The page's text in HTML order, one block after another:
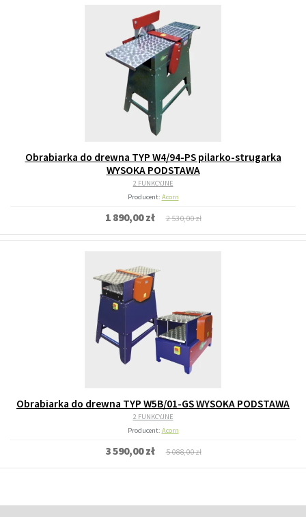
Obrabiarka do drewna TYP W4/94-PS pilarko-strugarka
WYSOKA PODSTAWA
2 FUNKCYJNE
Producent: Acorn
1 890,00 zł 2 530,00 zł
Obrabiarka do drewna TYP W5B/01-GS WYSOKA PODSTAWA
2 FUNKCYJNE
Producent: Acorn
3 590,00 zł 5 088,00 zł